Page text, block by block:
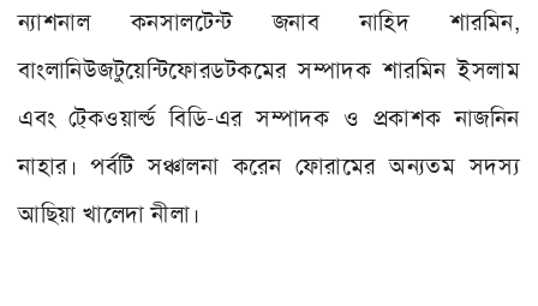
ন্যাশনাল কনসালটেন্ট জনাব নাহিদ শারমিন,
বাংলানিউজটুয়েন্টিফোরডটকমেরসম্পাদক শারমিন ইসলাম
এবং টে্কওয়ার্ল্ড বিডি-এর সম্পাদক ও প্রকাশক নাজনিন
নাহার। পর্বটি সঞ্চালনা করেন ফোরামের অন্যতম সদস্য
আছিয়া খালেদা নীলা।